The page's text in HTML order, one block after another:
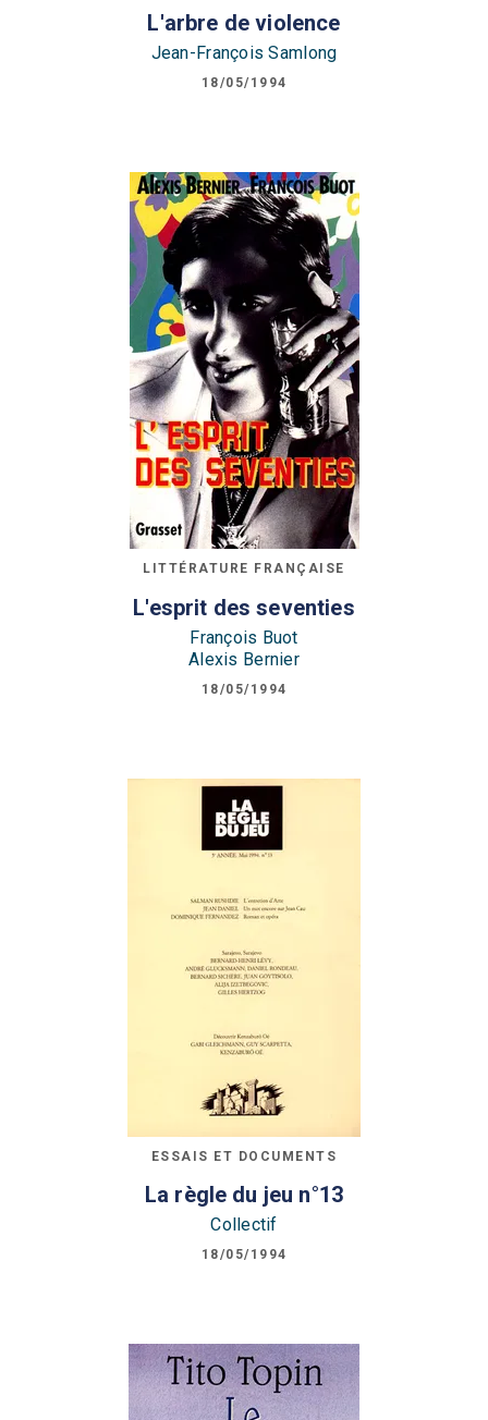
L'arbre de violence
Jean-François Samlong
18/05/1994
LITTÉRATURE FRANÇAISE
L'esprit des seventies
François Buot
Alexis Bernier
18/05/1994
ESSAIS ET DOCUMENTS
La règle du jeu n°13
Collectif
18/05/1994